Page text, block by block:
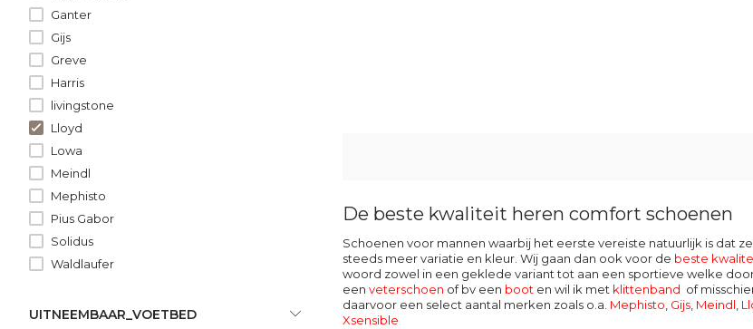
De beste kwaliteit heren comfort schoenen
Schoenen voor mannen waarbij het eerste vereiste natuurlijk is dat
steeds meer variatie en kleur. Wij gaan dan ook voor de beste
woord zowel in een geklede variant tot aan een sportieve welke
een veterschoen of bv een booten wil ik met klittenband of
daarvoor een select aantal merken zoals o.a. Mephisto, Gijs, Meindl,
Xsensible
Ganter
Gijs
Greve
Harris
livingstone
Lloyd
Lowa
Meindl
Mephisto
Pius Gabor
Solidus
Waldlaufer
UITNEEMBAAR_VOETBED